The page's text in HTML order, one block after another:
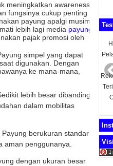
meningkatkan awareness
fungsinya cukup penting
payung apalgi musim
lebih lagi media payung
pajak promosi oleh
simpel yang dapat
digunakan. Dengan
ke mana-mana,
lebih besar dibanding
dalam mobilitas
berukuran standar
aman penggunanya.
dengan ukuran besar
Puji-Yogyakarta
Hasil Jelas Dan Bersih
Pelayanan Ramah.. Tempat
Juga Nyaman...
Rekomended Lah Pokoknya
Operator Mas Dadang